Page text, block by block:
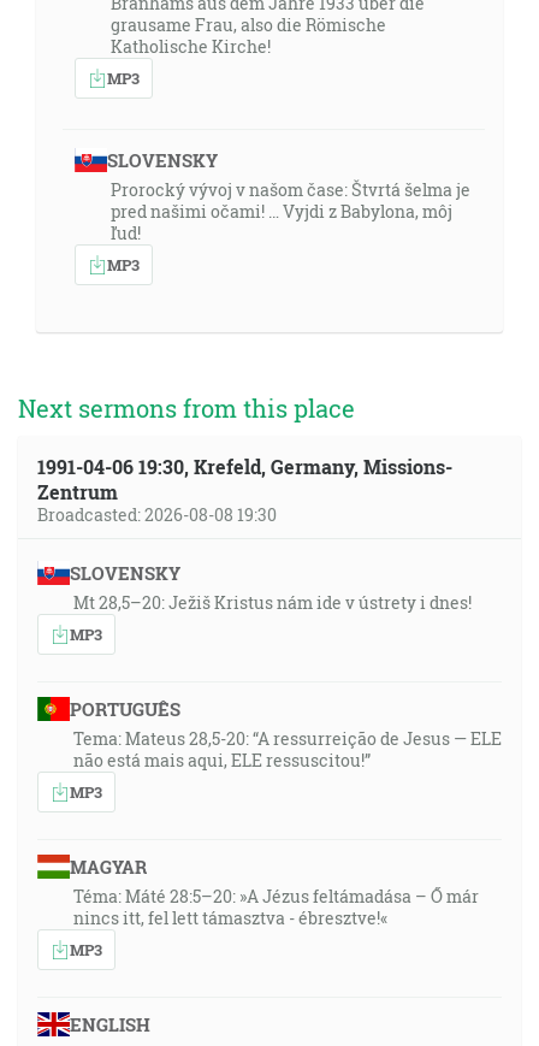
grausame Frau, also die Römische
Katholische Kirche!
MP3
SLOVENSKY
Prorocký vývoj v našom čase: Štvrtá šelma je
pred našimi očami! … Vyjdi z Babylona, môj
ľud!
MP3
Next sermons from this place
1991-04-06 19:30, Krefeld, Germany, Missions-
Zentrum
Broadcasted: 2026-08-08 19:30
SLOVENSKY
Mt 28,5–20: Ježiš Kristus nám ide v ústrety i dnes!
MP3
PORTUGUÊS
Tema: Mateus 28,5-20: “A ressurreição de Jesus — ELE
não está mais aqui, ELE ressuscitou!”
MP3
MAGYAR
Téma: Máté 28:5–20: »A Jézus feltámadása – Ő már
nincs itt, fel lett támasztva - ébresztve!«
MP3
ENGLISH